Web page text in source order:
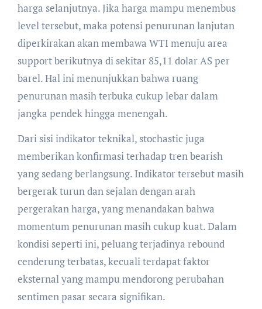
harga selanjutnya. Jika harga mampu menembus
level tersebut, maka potensi penurunan lanjutan
diperkirakan akan membawa WTI menuju area
support berikutnya di sekitar 85,11 dolar AS per
barel. Hal ini menunjukkan bahwa ruang
penurunan masih terbuka cukup lebar dalam
jangka pendek hingga menengah.
Dari sisi indikator teknikal, stochastic juga
memberikan konfirmasi terhadap tren bearish
yang sedang berlangsung. Indikator tersebut masih
bergerak turun dan sejalan dengan arah
pergerakan harga, yang menandakan bahwa
momentum penurunan masih cukup kuat. Dalam
kondisi seperti ini, peluang terjadinya rebound
cenderung terbatas, kecuali terdapat faktor
eksternal yang mampu mendorong perubahan
sentimen pasar secara signifikan.